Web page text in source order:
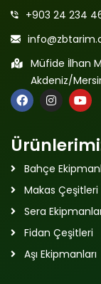
+903 24 234
Müfide İlhan
Akdeniz/
Bahçe
Makas Çeşitleri
Sera
Fidan Çeşitleri
Aşı Ekipmanları